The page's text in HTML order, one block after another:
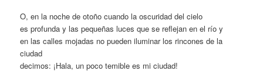
O, en la noche de otoño cuando la oscuridad del cielo
es profunda y las pequeñas luces que se reflejan en el río y
en las calles mojadas no pueden iluminar los rincones de la
ciudad
decimos: ¡Hala, un poco temible es mi ciudad!